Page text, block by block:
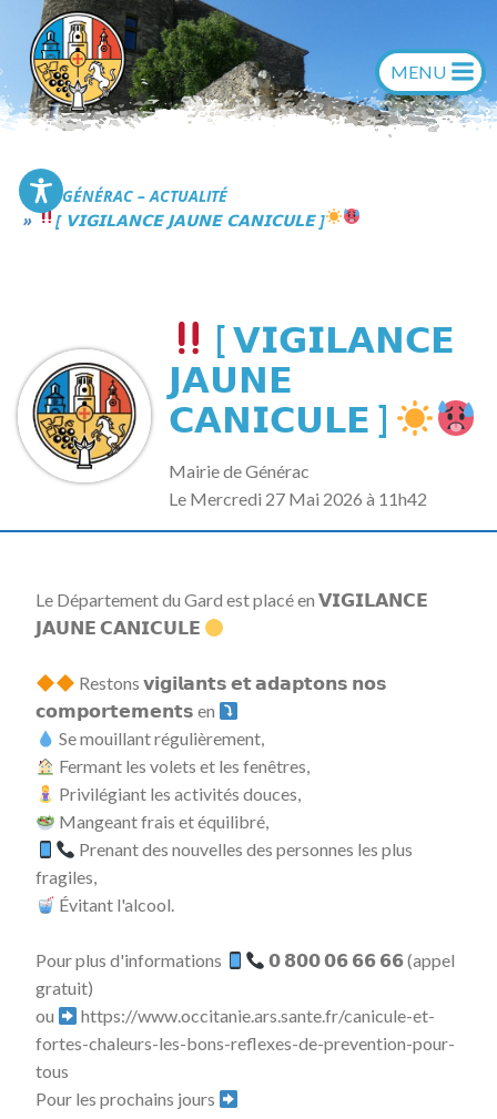
contenu
Commune de Générac
GÉNÉRAC – ACTUALITÉ
[ 𝗩𝗜𝗚𝗜𝗟𝗔𝗡𝗖𝗘 𝗝𝗔𝗨𝗡𝗘 𝗖𝗔𝗡𝗜𝗖𝗨𝗟𝗘 ]
[ 𝗩𝗜𝗚𝗜𝗟𝗔𝗡𝗖𝗘
𝗝𝗔𝗨𝗡𝗘
𝗖𝗔𝗡𝗜𝗖𝗨𝗟𝗘 ]
Mairie de Générac
Le Mercredi 27 Mai 2026 à 11h42
Le Département du Gard est placé en 𝗩𝗜𝗚𝗜𝗟𝗔𝗡𝗖𝗘
𝗝𝗔𝗨𝗡𝗘 𝗖𝗔𝗡𝗜𝗖𝗨𝗟𝗘
Restons 𝘃𝗶𝗴𝗶𝗹𝗮𝗻𝘁𝘀 𝗲𝘁 𝗮𝗱𝗮𝗽𝘁𝗼𝗻𝘀 𝗻𝗼𝘀
𝗰𝗼𝗺𝗽𝗼𝗿𝘁𝗲𝗺𝗲𝗻𝘁𝘀 en
Se mouillant régulièrement,
Fermant les volets et les fenêtres,
Privilégiant les activités douces,
Mangeant frais et équilibré,
Prenant des nouvelles des personnes les plus
fragiles,
Évitant l'alcool.
Pour plus d'informations
𝟬 𝟴𝟬𝟬 𝟬𝟲 𝟲𝟲 𝟲𝟲 (appel
gratuit)
ou
https://www.occitanie.ars.sante.fr/canicule-et-
fortes-chaleurs-les-bons-reflexes-de-prevention-pour-
tous
Pour les prochains jours